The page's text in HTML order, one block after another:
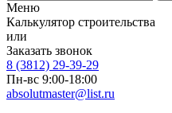
Меню
Калькулятор строительства
или
Заказать звонок
8 (3812) 29-39-29
Пн-вс 9:00-18:00
absolutmaster@list.ru